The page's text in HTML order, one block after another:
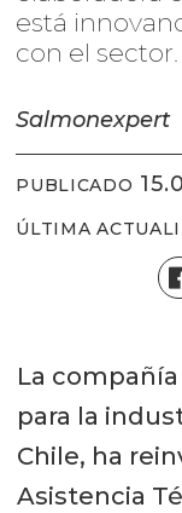
está
con el sector.
Salmonexpert
PUBLICADO
ÚLTIMA
La
para la
Chile, ha
Asistencia